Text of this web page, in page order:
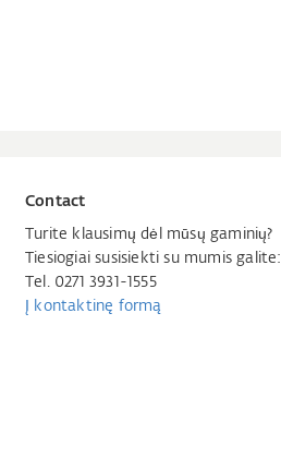
Contact
Turite klausimų dėl mūsų gaminių?
Tiesiogiai susisiekti su mumis galite:
Tel. 0271 3931-1555
Į kontaktinę formą